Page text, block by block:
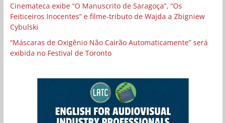
Cinemateca exibe “O Manuscrito de Saragoça”, “Os
Feiticeiros Inocentes” e filme-tributo de Wajda a Zbigniew
Cybulski
“Máscaras de Oxigênio Não Cairão Automaticamente” será
exibida no Festival de Toronto